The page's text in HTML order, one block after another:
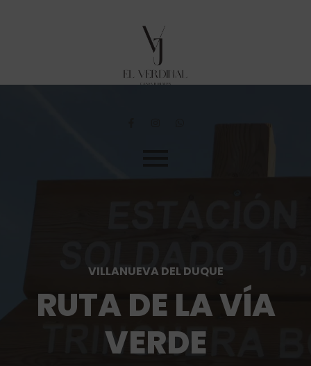
VILLANUEVA DEL DUQUE
RUTA DE LA VÍA
VERDE